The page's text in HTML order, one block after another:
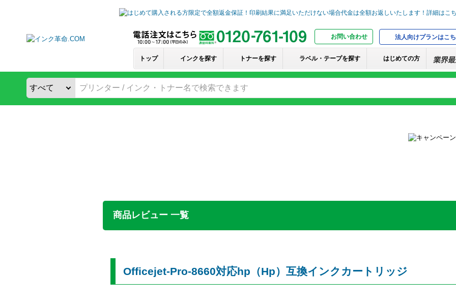
お問い合わせ 法人向けプランはこ
トップ インクを探す トナーを探す ラベル・テープを探す はじめての方
商品レビュー 一覧
Officejet-Pro-8660対応hp（Hp）互換インクカートリッジ